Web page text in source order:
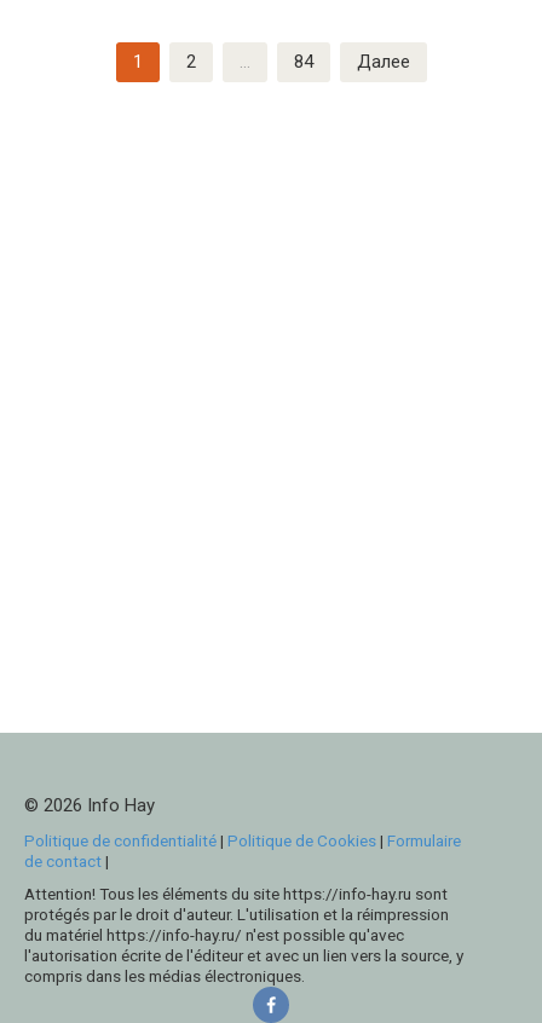
1 2 … 84 Далее
© 2026 Info Hay
Politique de confidentialité| Politique de Cookies| Formulaire
de contact|
Attention! Tous les éléments du site https://info-hay.ru sont
protégés par le droit d'auteur. L'utilisation et la réimpression
du matériel https://info-hay.ru/ n'est possible qu'avec
l'autorisation écrite de l'éditeur et avec un lien vers la source, y
compris dans les médias électroniques.